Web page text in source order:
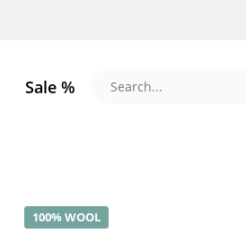
Sale %
100% WOOL